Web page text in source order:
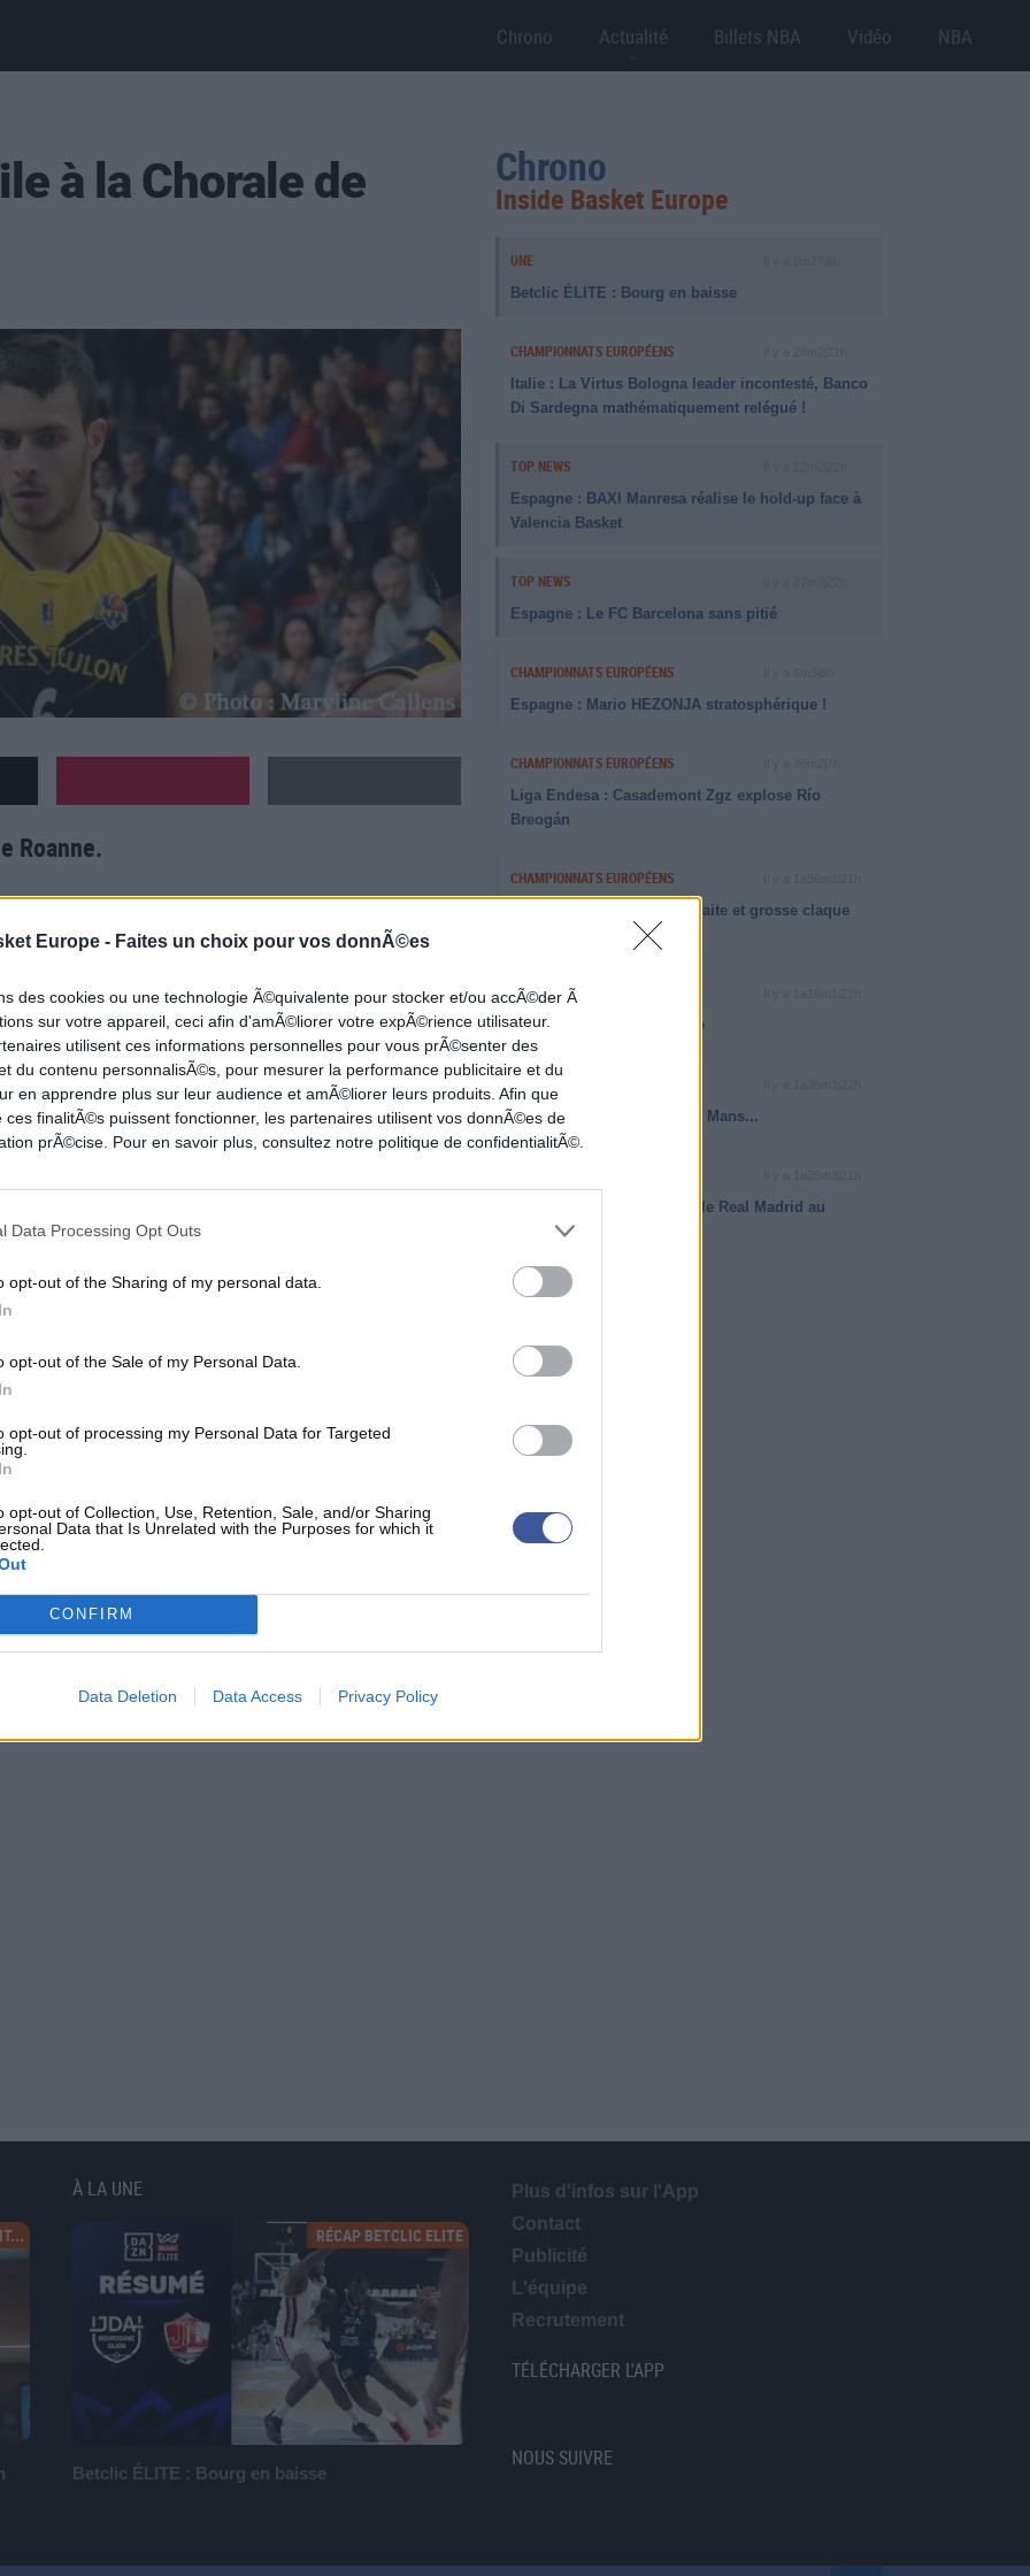
Europe - Faites un choix pour vos donnÃ©es
des cookies ou une technologie Ã©quivalente pour stocker et/ou accÃ©der Ã
sur votre appareil, ceci afin d'amÃ©liorer votre expÃ©rience utilisateur.
utilisent ces informations personnelles pour vous prÃ©senter des
du contenu personnalisÃ©s, pour mesurer la performance publicitaire et du
en apprendre plus sur leur audience et amÃ©liorer leurs produits. Afin que
ces finalitÃ©s puissent fonctionner, les partenaires utilisent vos donnÃ©es de
prÃ©cise. Pour en savoir plus, consultez notre politique de confidentialitÃ©.
Data Processing Opt Outs
opt-out of the Sharing of my personal data.
opt-out of the Sale of my Personal Data.
opt-out of processing my Personal Data for Targeted
opt-out of Collection, Use, Retention, Sale, and/or Sharing
Data that Is Unrelated with the Purposes for which it
CONFIRM
Data Deletion Data Access Privacy Policy
Chrono Actualité Billets NBA Vidéo NBA
à la Chorale de
Roanne.
sur Facebook qu'il quittait le HTV
de 2008 à 2011 et de 2013 à 2016. Le natif
puisque c'est la Chorale de Roanne qui a
ans et 2m00.
et 8.1 d'évaluation en 24 minutes de jeu en
du HTV va donc rester dans la compétition fort
Kanervo et annonce déjà quatre recrues
futur roster.
Chrono
Inside Basket Europe
UNE
Betclic ÉLITE : Bourg en baisse
CHAMPIONNATS EUROPÉENS
Italie : La Virtus Bologna leader incontesté, Banco
Di Sardegna mathématiquement relégué !
TOP NEWS
Espagne : BAXI Manresa réalise le hold-up face à
Valencia Basket
TOP NEWS
Espagne : Le FC Barcelona sans pitié
CHAMPIONNATS EUROPÉENS
Espagne : Mario HEZONJA stratosphérique !
CHAMPIONNATS EUROPÉENS
Liga Endesa : Casademont Zgz explose Río
Breogán
CHAMPIONNATS EUROPÉENS
Liga Endesa : première défaite et grosse claque
pour Unicaja Malaga
RÉCAP BETCLIC ELITE
Le SQBB renverse Nanterre
La JDA Dijon à plat face au Mans...
Le Maccabi Tel-Aviv étrille le Real Madrid au
buzzer
À LA UNE
RÉCAP BETCLIC ELITE
Betclic ÉLITE : Bourg en baisse
Plus d'infos sur l'App
Contact
Publicité
L'équipe
Recrutement
TÉLÉCHARGER L'APP
NOUS SUIVRE